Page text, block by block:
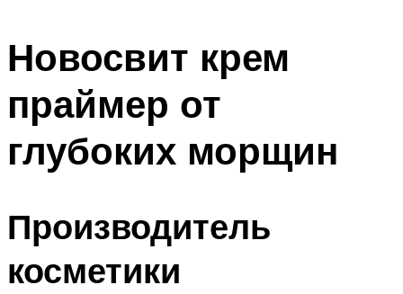
Новосвит крем
праймер от
глубоких морщин
Производитель
косметики